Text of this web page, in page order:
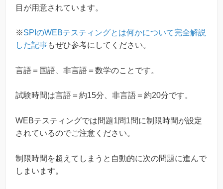
目が用意されています。
※SPIのWEBテスティングとは何かについて完全解説
した記事もぜひ参考にしてください。
言語＝国語、非言語＝数学のことです。
試験時間は言語＝約15分、非言語＝約20分です。
WEBテスティングでは問題1問1問に制限時間が設定
されているのでご注意ください。
制限時間を超えてしまうと自動的に次の問題に進んで
しまいます。